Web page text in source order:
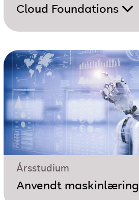
Cloud Foundations
Årsstudium
Anvendt maskinlæring